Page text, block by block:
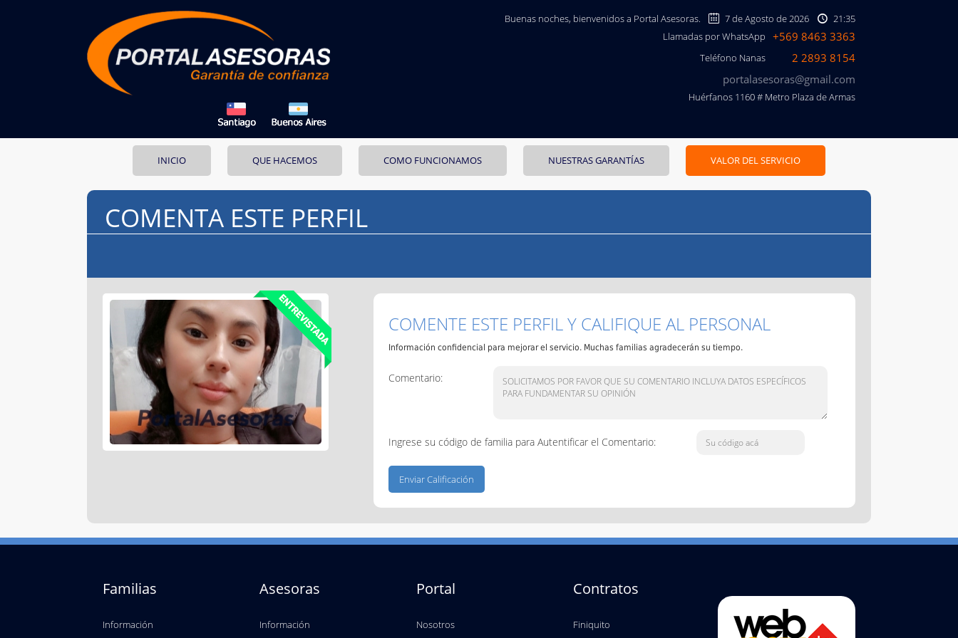
Buenas noches, bienvenidos a Portal Asesoras. 7 de Agosto de 2026
21:35
Llamadas por WhatsApp
+569 8463 3363
Teléfono Nanas
2 2893 8154
portalasesoras@gmail.com
Huérfanos 1160 # Metro Plaza de Armas
INICIO QUE HACEMOS COMO FUNCIONAMOS NUESTRAS GARANTÍAS VALOR DEL SERVICIO
COMENTA ESTE PERFIL
COMENTE ESTE PERFIL Y CALIFIQUE AL PERSONAL
Información confidencial para mejorar el servicio. Muchas familias agradecerán su tiempo.
Comentario:
Ingrese su código de familia para Autentificar el Comentario:
Familias
Información
Asesoras
Información
Portal
Nosotros
Contratos
Finiquito